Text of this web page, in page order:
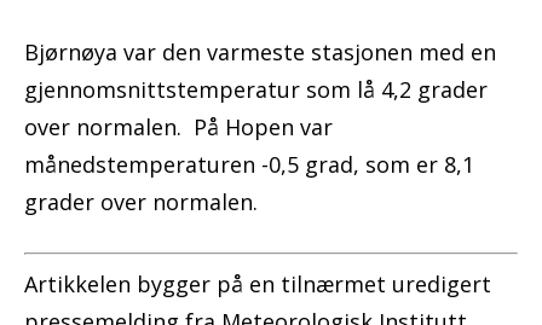
Bjørnøya var den varmeste stasjonen med en
gjennomsnittstemperatur som lå 4,2 grader
over normalen. På Hopen var
månedstemperaturen -0,5 grad, som er 8,1
grader over normalen.
Artikkelen bygger på en tilnærmet uredigert